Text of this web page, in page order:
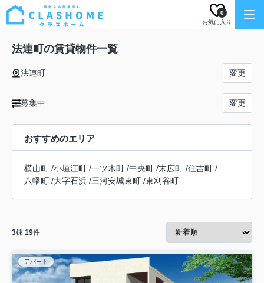
お気に入り
0
法連町の賃貸物件一覧
法連町 変更
募集中 変更
おすすめのエリア
横山町 /小垣江町 /一ツ木町 /中央町 /末広町 /住吉町 /
八幡町 /大字石浜 /三河安城東町 /東刈谷町
3棟 19件
アパート